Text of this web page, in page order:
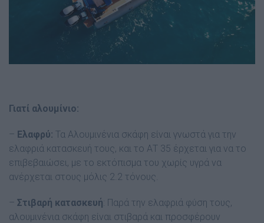
Γιατί αλουμίνιο:
– Ελαφρύ: Τα Αλουμινένια σκάφη είναι γνωστά για την
ελαφριά κατασκευή τους, και το ΑΤ 35 έρχεται για να το
επιβεβαιώσει, με το εκτόπισμα του χωρίς υγρά να
ανέρχεται στους μόλις 2.2 τόνους.
– Στιβαρή κατασκευή: Παρά την ελαφριά φύση τους,
αλουμινένια σκάφη είναι στιβαρά και προσφέρουν